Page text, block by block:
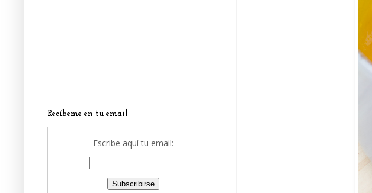
Recíbeme en tu email
Escribe aquí tu email: